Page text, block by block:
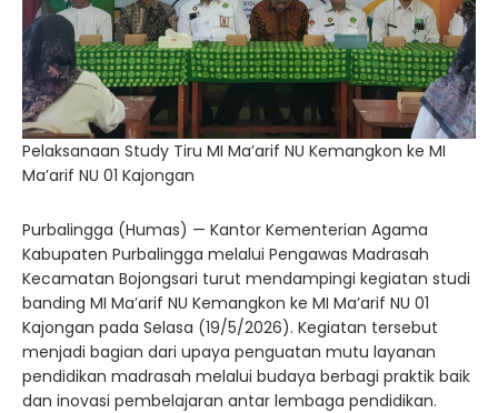
Pelaksanaan Study Tiru MI Ma’arif NU Kemangkon ke MI
Ma’arif NU 01 Kajongan
Purbalingga (Humas) — Kantor Kementerian Agama
Kabupaten Purbalingga melalui Pengawas Madrasah
Kecamatan Bojongsari turut mendampingi kegiatan studi
banding MI Ma’arif NU Kemangkon ke MI Ma’arif NU 01
Kajongan pada Selasa (19/5/2026). Kegiatan tersebut
menjadi bagian dari upaya penguatan mutu layanan
pendidikan madrasah melalui budaya berbagi praktik baik
dan inovasi pembelajaran antar lembaga pendidikan.